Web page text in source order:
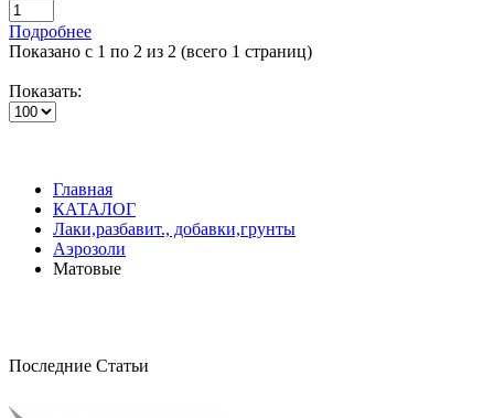
Подробнее
Показано с 1 по 2 из 2 (всего 1 страниц)
Показать:
Главная
КАТАЛОГ
Лаки,разбавит., добавки,грунты
Аэрозоли
Матовые
Последние Статьи